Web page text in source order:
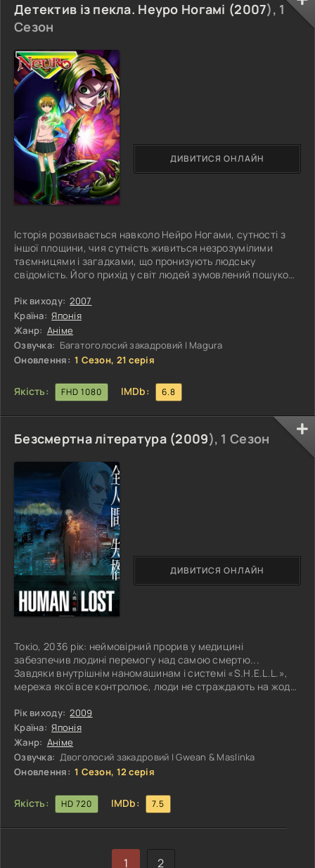
Детектив із пекла. Неуро Ногамі (2007), 1
Сезон
Історія розвивається навколо Нейро Ногами, сутності з
іншої площини, чия сутність живиться незрозумілими
таємницями і загадками, що пронизують людську
свідомість. Його прихід у світ людей зумовлений пошуком
просочених негативом і мороком. Однак, щоб зберегти
свою таємницю і не порушити закони людського світу,
Нейро змушений укласти угоду з Яко Кацурагі,
старшокласницею, чиє життя просякнуте дивними
загадками і таємницями. Таким чином, вони
Рік виходу: 2007
Країна: Японія
Жанр: Аніме
Озвучка: Багатоголосий закадровий | Magura
Оновлення: 1 Сезон, 21 серія
Якість: FHD 1080 IMDb: 6.8
ДИВИТИСЯ ОНЛАЙН
Безсмертна література (2009), 1 Сезон
Токіо, 2036 рік: неймовірний прорив у медицині
забезпечив людині перемогу над самою смертю...
Завдяки внутрішнім наномашинам і системі «S.H.E.L.L.»,
мережа якої все контролює, люди не страждають на жодні
життя становить 120 років. Але у всього є зворотний бік.
Діставши бажане, японська нація деформується: настає
економічна нерівність, етичний декаданс, забруднення
довкілля; з'являються «загублені люди» - аутсайдери, які
самі відключаються від
Рік виходу: 2009
Країна: Японія
Жанр: Аніме
Озвучка: Двоголосий закадровий | Gwean & Maslinka
Оновлення: 1 Сезон, 12 серія
Якість: HD 720 IMDb: 7.5
ДИВИТИСЯ ОНЛАЙН
1 2